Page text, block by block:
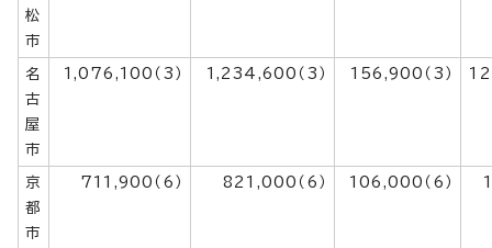
松
市
名
古
屋
市
1,076,100（3） 1,234,600（3） 156,900（3）
京
都
市
711,900（6） 821,000（6） 106,000（6）